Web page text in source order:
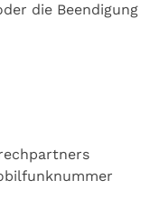
die Beendigung